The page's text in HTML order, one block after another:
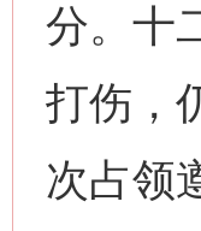
分。十
打伤，
次占领